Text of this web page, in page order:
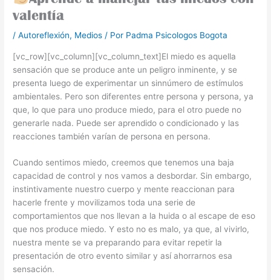
valentía
/Autoreflexión, Medios / Por Padma Psicologos Bogota
[vc_row][vc_column][vc_column_text]El miedo es aquella
sensación que se produce ante un peligro inminente, y se
presenta luego de experimentar un sinnúmero de estímulos
ambientales. Pero son diferentes entre persona y persona, ya
que, lo que para uno produce miedo, para el otro puede no
generarle nada. Puede ser aprendido o condicionado y las
reacciones también varían de persona en persona.
Cuando sentimos miedo, creemos que tenemos una baja
capacidad de control y nos vamos a desbordar. Sin embargo,
instintivamente nuestro cuerpo y mente reaccionan para
hacerle frente y movilizamos toda una serie de
comportamientos que nos llevan a la huida o al escape de eso
que nos produce miedo. Y esto no es malo, ya que, al vivirlo,
nuestra mente se va preparando para evitar repetir la
presentación de otro evento similar y así ahorrarnos esa
sensación.